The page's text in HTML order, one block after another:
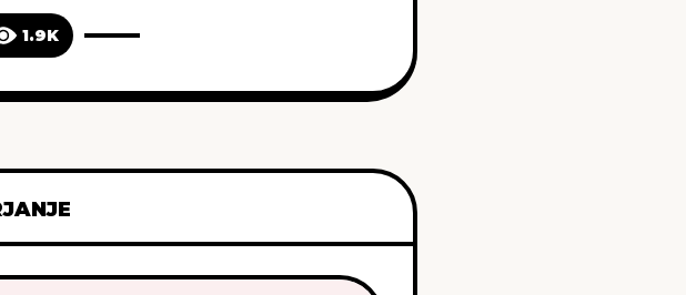
gre, kajne? Stisni na
1.9K